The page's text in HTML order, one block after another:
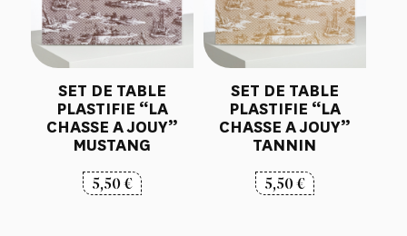
SET DE TABLE
PLASTIFIE “LA
CHASSE A JOUY”
MUSTANG
5,50€
SET DE TABLE
PLASTIFIE “LA
CHASSE A JOUY”
TANNIN
5,50€